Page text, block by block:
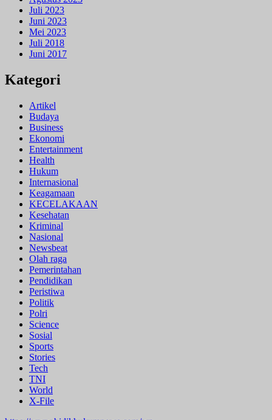
Juli 2023
Juni 2023
Mei 2023
Juli 2018
Juni 2017
Kategori
Artikel
Budaya
Business
Ekonomi
Entertainment
Health
Hukum
Internasional
Keagamaan
KECELAKAAN
Kesehatan
Kriminal
Nasional
Newsbeat
Olah raga
Pemerintahan
Pendidikan
Peristiwa
Politik
Polri
Science
Sosial
Sports
Stories
Tech
TNI
World
X-File